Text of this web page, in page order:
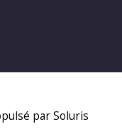
par Soluris